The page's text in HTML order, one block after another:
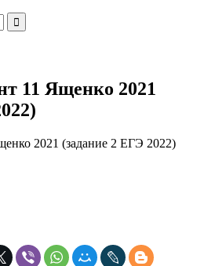
11 Ященко 2021